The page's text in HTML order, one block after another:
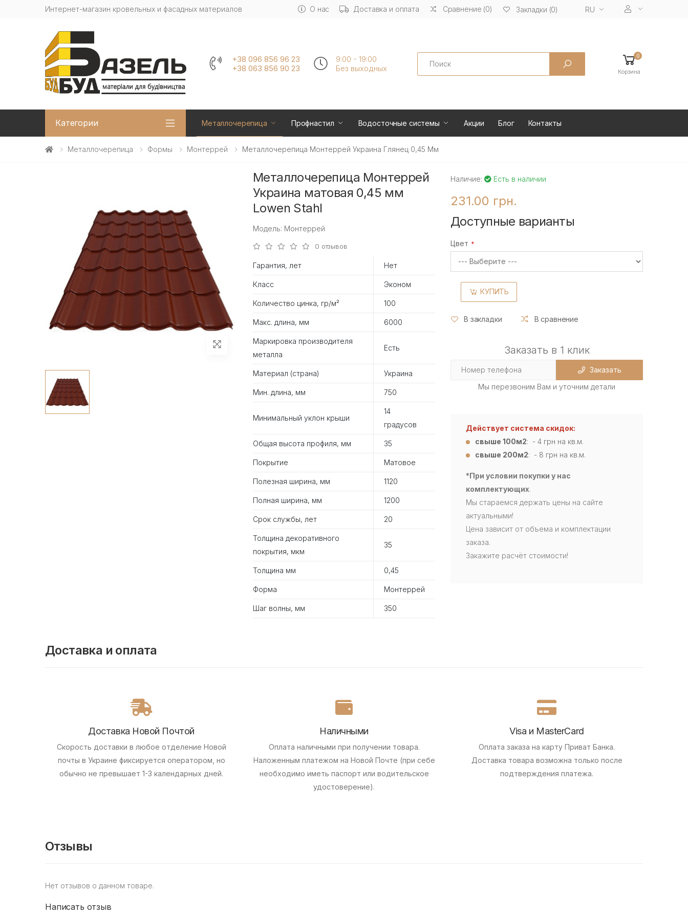
Интернет-магазин кровельных и фасадных материалов О нас Доставка и оплата Сравнение (0) Закладки (0) RU
+38 096 856 96 23
+38 063 856 90 23
9:00 - 19:00
Без выходных
Search 0
Корзина
Категории Металлочерепица Профнастил Водосточные системы Акции Блог Контакты
Металлочерепица Формы Монтеррей Металлочерепица Монтеррей Украина Глянец 0,45 Мм
Металлочерепица Монтеррей
Украина матовая 0,45 мм
Lowen Stahl
Модель: Монтеррей
0 отзывов
Гарантия, лет Нет
Класс Эконом
Количество цинка, гр/м² 100
Макс. длина, мм 6000
Маркировка производителя
металла
Есть
Материал (страна) Украина
Мин. длина, мм 750
Минимальный уклон крыши
14
градусов
Общая высота профиля, мм 35
Покрытие Матовое
Полезная ширина, мм 1120
Полная ширина, мм 1200
Срок службы, лет 20
Толщина декоративного
покрытия, мкм
35
Толщина мм 0,45
Форма Монтеррей
Шаг волны, мм 350
Наличие: Есть в наличии
231.00 грн.
Доступные варианты
Цвет
КУПИТЬ
В закладки В сравнение
Заказать в 1 клик
Заказать
Мы перезвоним Вам и уточним детали
Действует система скидок:
свыше 100м2: - 4 грн на кв.м.
свыше 200м2: - 8 грн на кв.м.
*При условии покупки у нас
комплектующих.
Мы стараемся держать цены на сайте
актуальными!
Цена зависит от объема и комплектации
заказа.
Закажите расчёт стоимости!
Доставка и оплата
Доставка Новой Почтой
Скорость доставки в любое отделение Новой
почты в Украине фиксируется оператором, но
обычно не превышает 1-3 календарных дней.
Наличными
Оплата наличными при получении товара.
Наложенным платежом на Новой Почте (при себе
необходимо иметь паспорт или водительское
удостоверение).
Visa и MasterCard
Оплата заказа на карту Приват Банка.
Доставка товара возможна только после
подтверждения платежа.
Отзывы
Нет отзывов о данном товаре.
Написать отзыв